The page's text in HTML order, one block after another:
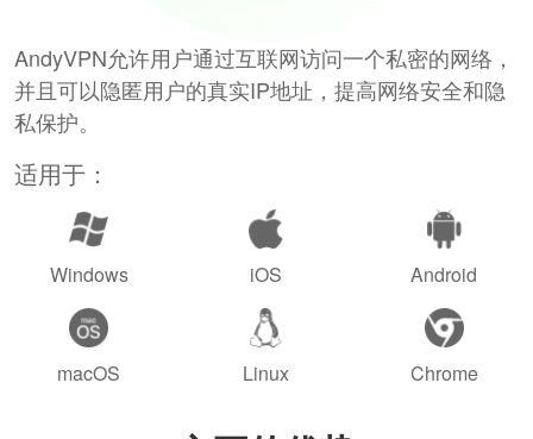
AndyVPN允许用户通过互联网访问一个私密的网络，
并且可以隐匿用户的真实IP地址，提高网络安全和隐
私保护。
适用于：
Windows iOS Android
macOS Linux Chrome